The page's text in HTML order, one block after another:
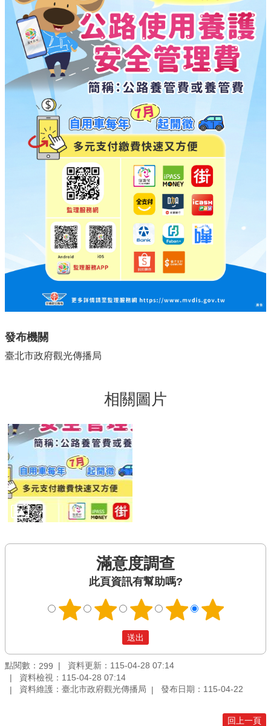
發布機關
臺北市政府觀光傳播局
相關圖片
滿意度調查
此頁資訊有幫助嗎?
點閱數： 299
資料更新：115-04-28 07:14
資料檢視：115-04-28 07:14
資料維護：臺北市政府觀光傳播局
發布日期：115-04-22
回上一頁